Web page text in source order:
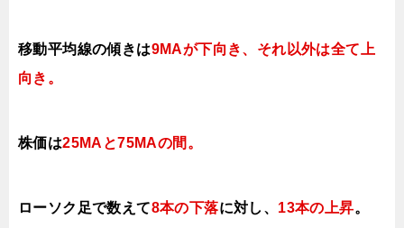
移動平均線の傾きは9MAが下向き、それ以外は全て上
向き 。
株価は25MAと75MAの間 。
ローソク足で数えて8本の下落に対し、 13本の上昇。